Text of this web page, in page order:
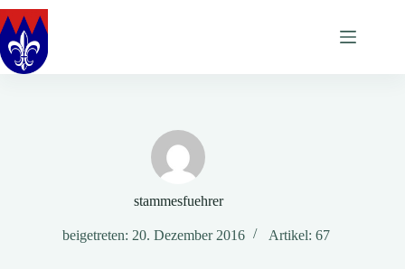
Zum
Inhalt
springen
stammesfuehrer
beigetreten: 20. Dezember 2016 Artikel: 67